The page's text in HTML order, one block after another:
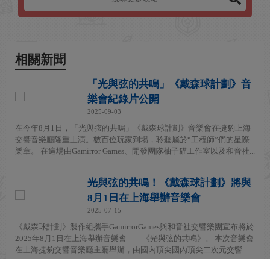
相關新聞
「光與弦的共鳴」《戴森球計劃》音
樂會紀錄片公開
2025-09-03
在今年8月1日，「光與弦的共鳴」《戴森球計劃》音樂會在捷豹上海
交響音樂廳隆重上演。數百位玩家到場，聆聽屬於“工程師”們的星際
樂章。 在這場由Gamirror Games、開發團隊柚子貓工作室以及和音社...
光與弦的共鳴！《戴森球計劃》將與
8月1日在上海舉辦音樂會
2025-07-15
《戴森球計劃》製作組攜手GamirrorGames與和音社交響樂團宣布將於
2025年8月1日在上海舉辦音樂會——《光與弦的共鳴》。 本次音樂會
在上海捷豹交響音樂廳主廳舉辦，由國內頂尖國內頂尖二次元交響...